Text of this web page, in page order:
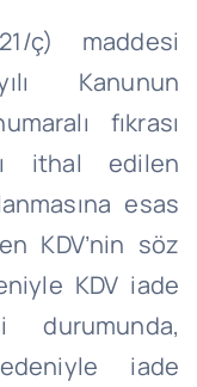
ç) maddesi
Kanunun
fıkrası
ithal edilen
esas
KDV’nin söz
KDV iade
durumunda,
iade